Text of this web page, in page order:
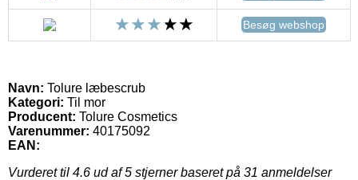
Besøg webshop
Navn: Tolure læbescrub
Kategori: Til mor
Producent: Tolure Cosmetics
Varenummer: 40175092
EAN:
Vurderet til 4.6 ud af 5 stjerner baseret på 31 anmeldelser